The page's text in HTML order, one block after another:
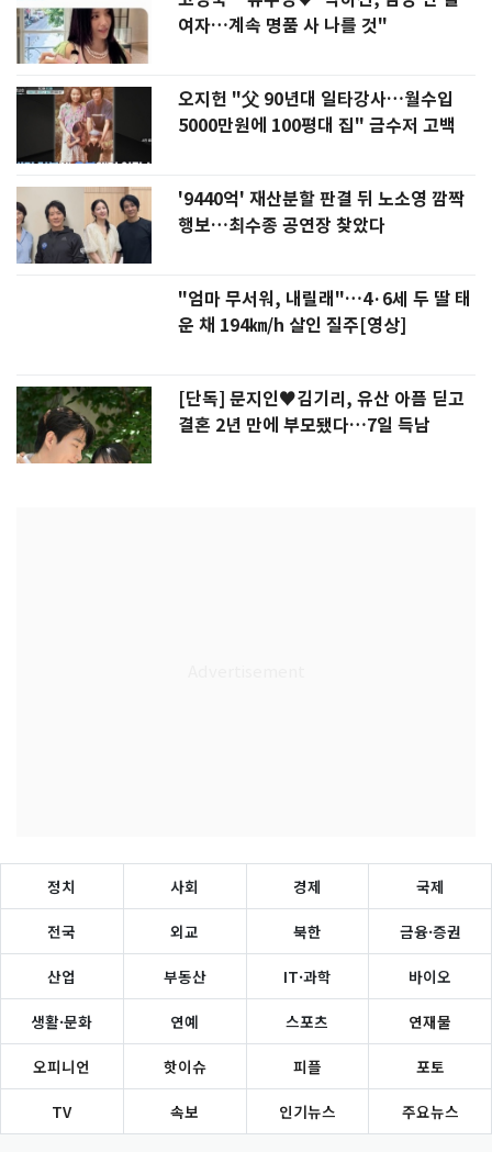
여자…계속 명품 사 나를 것"
오지헌 "父 90년대 일타강사…월수입
5000만원에 100평대 집" 금수저 고백
'9440억' 재산분할 판결 뒤 노소영 깜짝
행보…최수종 공연장 찾았다
"엄마 무서워, 내릴래"…4·6세 두 딸 태
운 채 194㎞/h 살인 질주[영상]
[단독] 문지인♥김기리, 유산 아픔 딛고
결혼 2년 만에 부모됐다…7일 득남
정치 사회 경제 국제
전국 외교 북한 금융·증권
산업 부동산 IT·과학 바이오
생활·문화 연예 스포츠 연재물
오피니언 핫이슈 피플 포토
TV 속보 인기뉴스 주요뉴스